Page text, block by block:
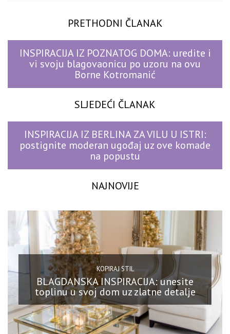
PRETHODNI ČLANAK
INSPIRACIJA IZ POZNATOG DOMA: uredite i
vi svoju blagovaonicu po uzoru na ovu
Borne Kotromanić
SLJEDEĆI ČLANAK
INSPIRACIJA IZ BERLINA ZA VILU U ISTRI:
postignite moderan ugođaj uz ove komade
na popustu
NAJNOVIJE
KOPIRAJ STIL
BLAGDANSKA INSPIRACIJA: unesite
toplinu u svoj dom uz zlatne detalje